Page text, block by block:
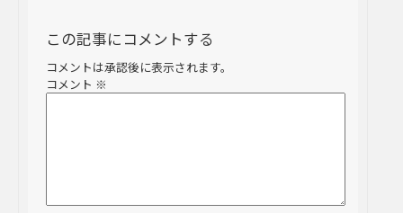
この記事にコメントする
コメントは承認後に表示されます。
コメント ※